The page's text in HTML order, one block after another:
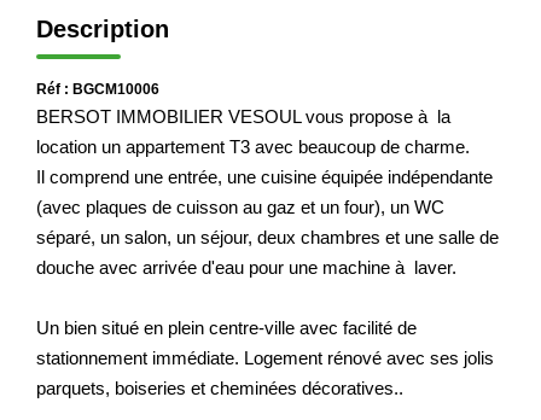
Nos Partenaires
Nos Actualités
CONTACT
EXTRANET CLIENTS
Description
Réf : BGCM10006
BERSOT IMMOBILIER VESOUL vous propose à la
location un appartement T3 avec beaucoup de charme.
Il comprend une entrée, une cuisine équipée indépendante
(avec plaques de cuisson au gaz et un four), un WC
séparé, un salon, un séjour, deux chambres et une salle de
douche avec arrivée d'eau pour une machine à laver.
Un bien situé en plein centre-ville avec facilité de
stationnement immédiate. Logement rénové avec ses jolis
parquets, boiseries et cheminées décoratives..